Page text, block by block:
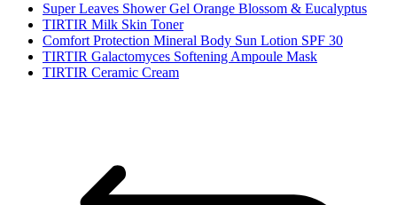
Super Leaves Shower Gel Orange Blossom & Eucalyptus
TIRTIR Milk Skin Toner
Comfort Protection Mineral Body Sun Lotion SPF 30
TIRTIR Galactomyces Softening Ampoule Mask
TIRTIR Ceramic Cream